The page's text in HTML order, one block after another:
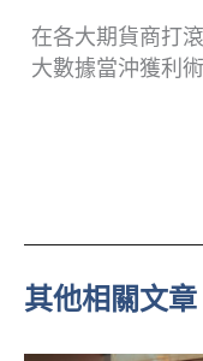
在各大期貨商打
大數據當沖獲利
其他相關文章